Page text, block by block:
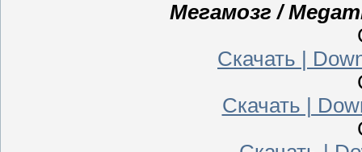
Мегамозг /
Скачать |
Скачать |